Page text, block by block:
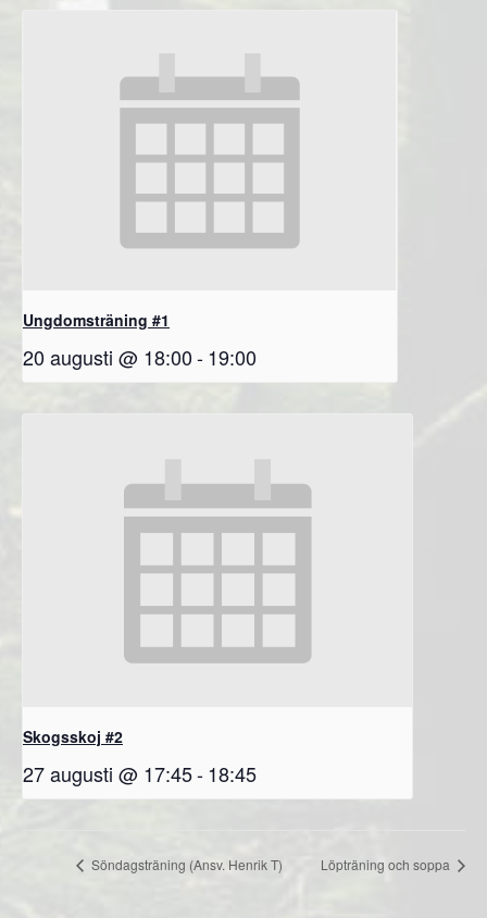
Ungdomsträning #1
20 augusti @ 18:00-19:00
Skogsskoj #2
27 augusti @ 17:45-18:45
Söndagsträning (Ansv. Henrik T) Löpträning och soppa